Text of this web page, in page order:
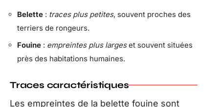
Belette : traces plus petites, souvent proches des
terriers de rongeurs.
Fouine : empreintes plus largeset souvent situées
près des habitations humaines.
Traces caractéristiques
Les empreintes de la belette fouine sont